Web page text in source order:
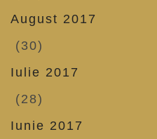
August 2017
(30)
Iulie 2017
(28)
Iunie 2017